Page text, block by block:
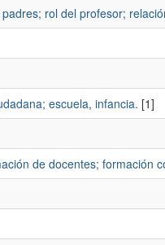
rol del profesor;
escuela, infancia. [1]
de docentes; formación